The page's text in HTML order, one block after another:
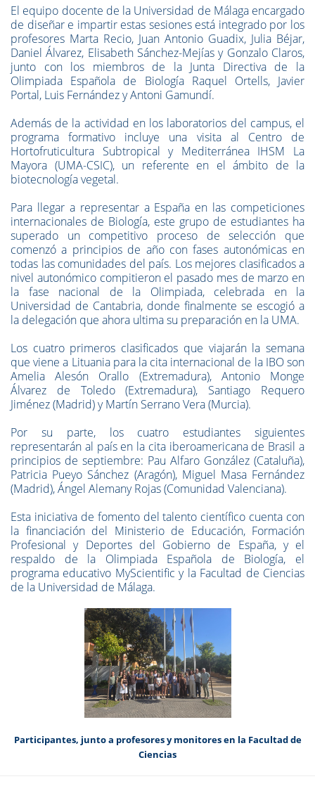
El equipo docente de la Universidad de Málaga encargado
de diseñar e impartir estas sesiones está integrado por los
profesores Marta Recio, Juan Antonio Guadix, Julia Béjar,
Daniel Álvarez, Elisabeth Sánchez-Mejías y Gonzalo Claros,
junto con los miembros de la Junta Directiva de la
Olimpiada Española de Biología Raquel Ortells, Javier
Portal, Luis Fernández y Antoni Gamundí.
Además de la actividad en los laboratorios del campus, el
programa formativo incluye una visita al Centro de
Hortofruticultura Subtropical y Mediterránea IHSM La
Mayora (UMA-CSIC), un referente en el ámbito de la
biotecnología vegetal.
Para llegar a representar a España en las competiciones
internacionales de Biología, este grupo de estudiantes ha
superado un competitivo proceso de selección que
comenzó a principios de año con fases autonómicas en
todas las comunidades del país. Los mejores clasificados a
nivel autonómico compitieron el pasado mes de marzo en
la fase nacional de la Olimpiada, celebrada en la
Universidad de Cantabria, donde finalmente se escogió a
la delegación que ahora ultima su preparación en la UMA.
Los cuatro primeros clasificados que viajarán la semana
que viene a Lituania para la cita internacional de la IBO son
Amelia Alesón Orallo (Extremadura), Antonio Monge
Álvarez de Toledo (Extremadura), Santiago Requero
Jiménez (Madrid) y Martín Serrano Vera (Murcia).
Por su parte, los cuatro estudiantes siguientes
representarán al país en la cita iberoamericana de Brasil a
principios de septiembre: Pau Alfaro González (Cataluña),
Patricia Pueyo Sánchez (Aragón), Miguel Masa Fernández
(Madrid), Ángel Alemany Rojas (Comunidad Valenciana).
Esta iniciativa de fomento del talento científico cuenta con
la financiación del Ministerio de Educación, Formación
Profesional y Deportes del Gobierno de España, y el
respaldo de la Olimpiada Española de Biología, el
programa educativo MyScientific y la Facultad de Ciencias
de la Universidad de Málaga.
Participantes, junto a profesores y monitores en la Facultad de
Ciencias